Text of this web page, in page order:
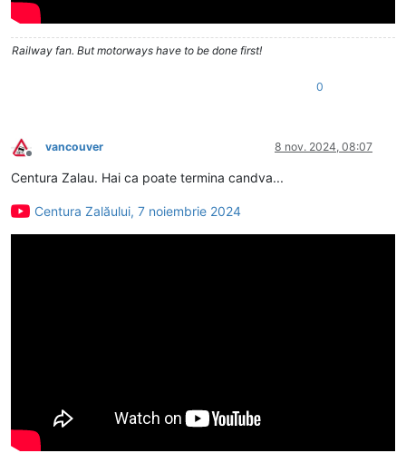
Railway fan. But motorways have to be done first!
0
Deconectat
vancouver 8 nov. 2024, 08:07
Centura Zalau. Hai ca poate termina candva...
Centura Zalăului, 7 noiembrie 2024